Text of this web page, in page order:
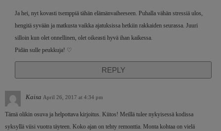
Ja hei, nyt kovasti tsemppiä tähän elämänvaiheeseen. Puhalla vähän stressiä ulos,
hengitä syvään ja matkusta vaikka ajatuksissa hetkiin rakkaiden seurassa. Juuri
silloin kun olet onnellinen, olet oikeasti hyvä ihan kaikessa.
Pidän sulle peukkuja! ♡
REPLY
Kaisa April 26, 2017 at 4:34 pm
Tämä olikin osuva ja helpottava kirjoitus. Kiitos! Meillä tulee nykyisessä kodissa
syksyllä viisi vuotra täyteen. Koko ajan on tehty remonttia. Monta kohtaa on vielä